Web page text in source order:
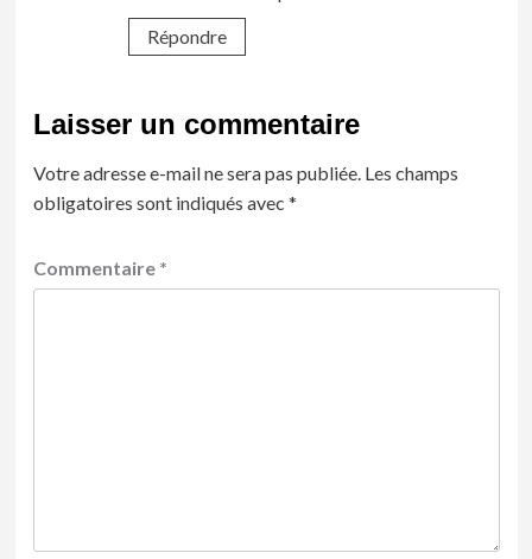
Répondre
Laisser un commentaire
Votre adresse e-mail ne sera pas publiée. Les champs
obligatoires sont indiqués avec *
Commentaire *